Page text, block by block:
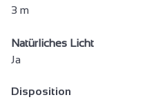
3 m
Natürliches Licht
Ja
Disposition